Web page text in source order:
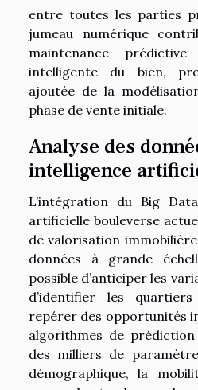
entre toutes les parties
jumeau numérique
maintenance
intelligente du bien,
ajoutée de la
phase de vente initiale.
Analyse des
intelligence
L’intégration du Big
artificielle bouleverse
de valorisation
données à grande
possible d’anticiper les
d’identifier les
repérer des opportunités
algorithmes de
des milliers de
démographique, la